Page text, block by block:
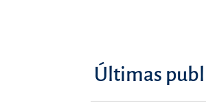
Últimas